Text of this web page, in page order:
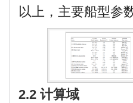
以上，主要船型参
2.2 计算域